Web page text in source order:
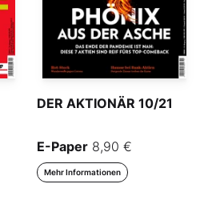
DER AKTIONÄR 10/21
E-Paper 8,90 €
Mehr Informationen